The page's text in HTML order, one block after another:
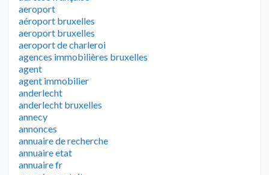
aeroport
aéroport bruxelles
aeroport bruxelles
aeroport de charleroi
agences immobilières bruxelles
agent
agent immobilier
anderlecht
anderlecht bruxelles
annecy
annonces
annuaire de recherche
annuaire etat
annuaire fr